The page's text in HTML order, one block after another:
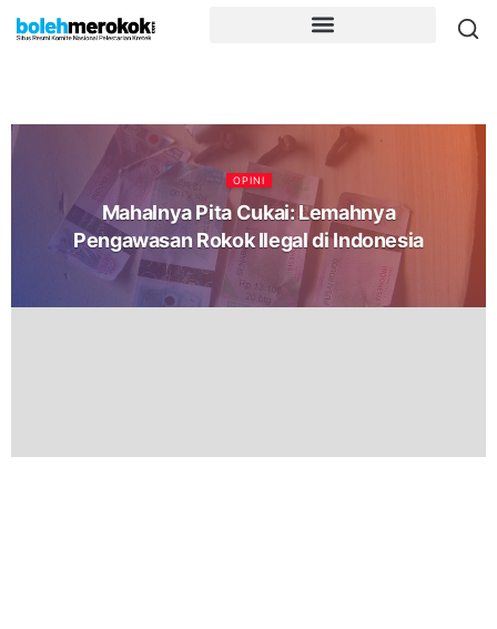
OPINI
Mahalnya Pita Cukai: Lemahnya
Pengawasan Rokok Ilegal di Indonesia